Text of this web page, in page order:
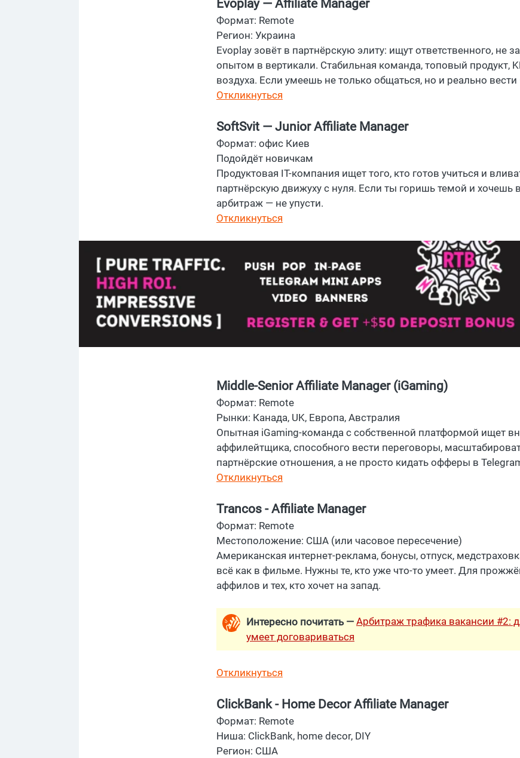
Evoplay — Affiliate Manager
Формат: Remote
Регион: Украина
Evoplay зовёт в партнёрскую элиту: ищут ответственного, не
опытом в вертикали. Стабильная команда, топовый продукт,
воздуха. Если умеешь не только общаться, но и реально
Откликнуться
SoftSvit — Junior Affiliate Manager
Формат: офис Киев
Подойдёт новичкам
Продуктовая IT-компания ищет того, кто готов учиться и
партнёрскую движуху с нуля. Если ты горишь темой и хочешь
арбитраж — не упусти.
Откликнуться
Middle-Senior Affiliate Manager (iGaming)
Формат: Remote
Рынки: Канада, UK, Европа, Австралия
Опытная iGaming-команда с собственной платформой ищет
аффилейтщика, способного вести переговоры,
партнёрские отношения, а не просто кидать офферы в
Откликнуться
Trancos - Affiliate Manager
Формат: Remote
Местоположение: США (или часовое пересечение)
Американская интернет-реклама, бонусы, отпуск,
всё как в фильме. Нужны те, кто уже что-то умеет. Для
аффилов и тех, кто хочет на запад.
Интересно почитать — Арбитраж трафика вакансии #2:
умеет договариваться
Откликнуться
ClickBank - Home Decor Affiliate Manager
Формат: Remote
Ниша: ClickBank, home decor, DIY
Регион: США